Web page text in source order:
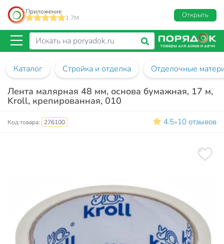
Приложение
1.7M
Открыть
Каталог Стройка и отделка Отделочные
Лента малярная 48 мм, основа бумажная, 17 м,
Kroll, крепированная, 010
Код товара: 276100 4.5•10 отзывов